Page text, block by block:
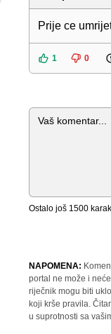
Prije ce
1 0
Komentar
Ostalo još 1500
NAPOMENA:
portal ne može i
riječnik mogu biti
koji krše pravila.
u suprotnosti sa